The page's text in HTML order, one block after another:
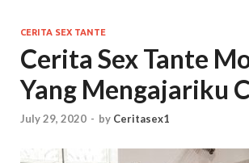
CERITA SEX TANTE
Cerita Sex Tante
Yang Mengajariku
July 29, 2020 - by Ceritasex1